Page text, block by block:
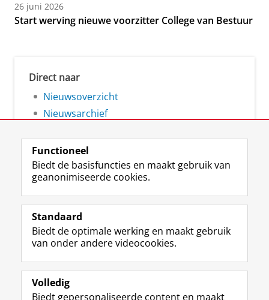
26 juni 2026
Start werving nieuwe voorzitter College van Bestuur
Direct naar
Nieuwsoverzicht
Nieuwsarchief
Volg de RUG
F
a
e
b
o
p
L
i
k
e
I
-
R
S
-
f
e
R
I
n
t
r
m
Y
o
T
e
k
Studiekiezers
Alumni
Functioneel
Biedt de basisfuncties en maakt gebruik van
geanonimiseerde cookies.
Standaard
Biedt de optimale werking en maakt gebruik
van onder andere videocookies.
Volledig
Biedt gepersonaliseerde content en maakt